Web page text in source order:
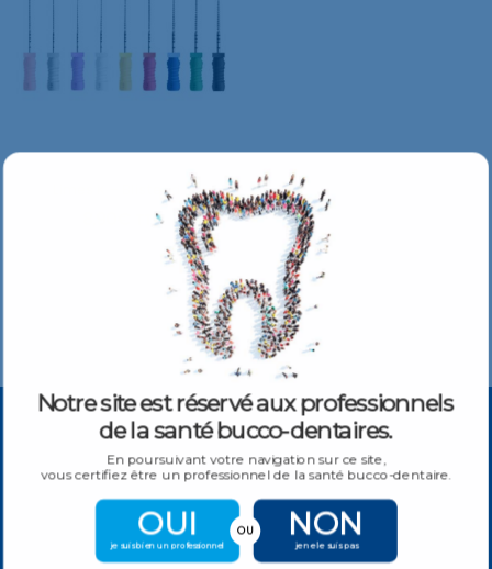
Limes K – Blister de 6 limes
TTC
S'ABONNER À NOTRE NEWSLETTER
Obtenez toutes les dernières informations sur les événements,
les produits et les offres.
Notre site est réservé aux professionnels
de la santé bucco-dentaires.
En poursuivant votre navigation sur ce site,
vous certifiez être un professionnel de la santé bucco-dentaire.
OUI
je suis bien un professionnel
NON
je ne le suis pas
OU